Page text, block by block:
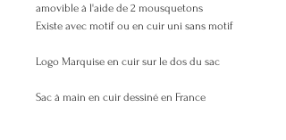
amovible à l'aide de 2 mousquetons
Existe avec motif ou en cuir uni sans motif
Logo Marquise en cuir sur le dos du sac
Sac à main en cuir dessiné en France